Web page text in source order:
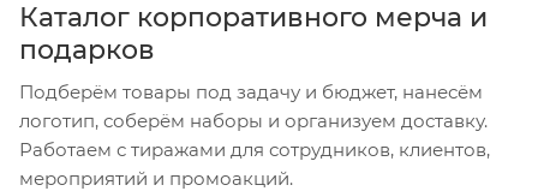
Каталог корпоративного мерча и
подарков
Подберём товары под задачу и бюджет, нанесём
логотип, соберём наборы и организуем доставку.
Работаем с тиражами для сотрудников, клиентов,
мероприятий и промоакций.